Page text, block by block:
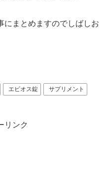
にまとめますのでしばしお
エビオス錠
サプリメント
リンク